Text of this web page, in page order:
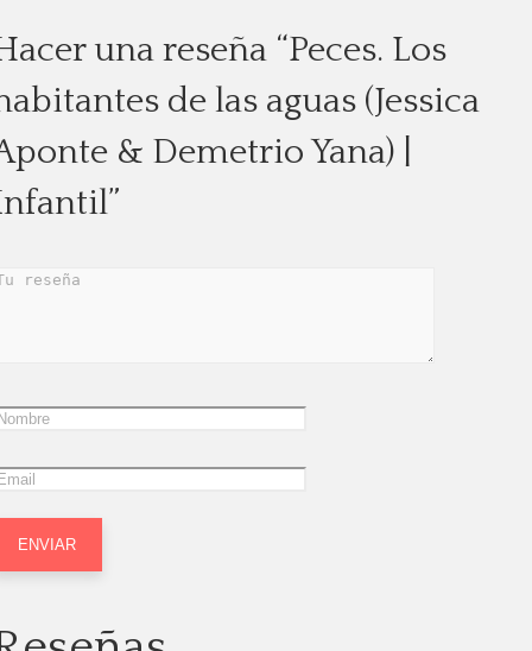
una reseña “Peces. Los
de las aguas (Jessica
& Demetrio Yana) |